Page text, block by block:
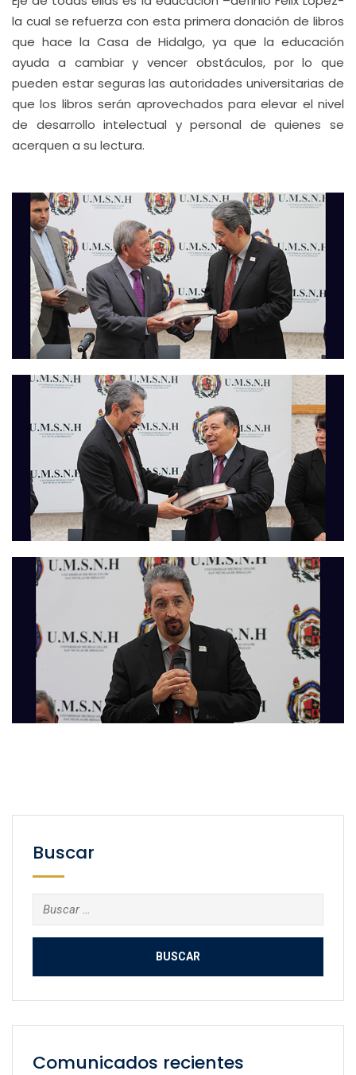
la cual se refuerza con esta primera donación de libros
que hace la Casa de Hidalgo, ya que la educación
ayuda a cambiar y vencer obstáculos, por lo que
pueden estar seguras las autoridades universitarias de
que los libros serán aprovechados para elevar el nivel
de desarrollo intelectual y personal de quienes se
acerquen a su lectura.
Buscar
Buscar:
Comunicados recientes